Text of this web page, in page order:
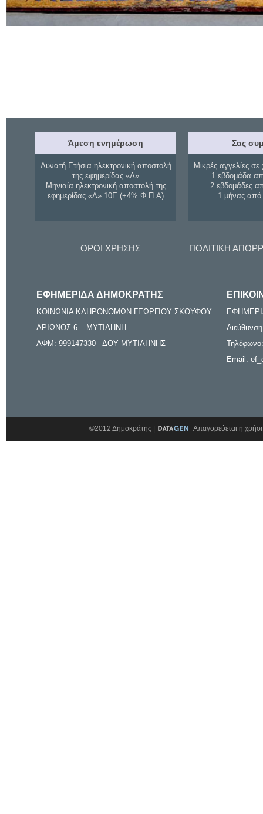
Άμεση ενημέρωση
Δυνατή Ετήσια ηλεκτρονική αποστολή
της εφημερίδας «Δ»
Μηνιαία ηλεκτρονική αποστολή της
εφημερίδας «Δ» 10Ε (+4% Φ.Π.Α)
Σας
Μικρές αγγελίες σε
1 εβδομάδα
2 εβδομάδες
1 μήνας
ΟΡΟΙ ΧΡΗΣΗΣ ΠΟΛΙΤΙΚΗ
ΕΦΗΜΕΡΙΔΑ ΔΗΜΟΚΡΑΤΗΣ
ΚΟΙΝΩΝΙΑ ΚΛΗΡΟΝΟΜΩΝ ΓΕΩΡΓΙΟΥ ΣΚΟΥΦΟΥ
ΑΡΙΩΝΟΣ 6 – ΜΥΤΙΛΗΝΗ
ΑΦΜ: 999147330 - ΔΟΥ ΜΥΤΙΛΗΝΗΣ
Email:
©2012 Δημοκράτης | Απαγορεύεται η